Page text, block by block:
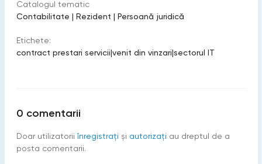
Catalogul tematic
Contabilitate | Rezident | Persoană juridică
Etichete:
contract prestari servicii|venit din vinzari|sectorul IT
0 comentarii
Doar utilizatorii înregistraţi şi autorizați au dreptul de a
posta comentarii.